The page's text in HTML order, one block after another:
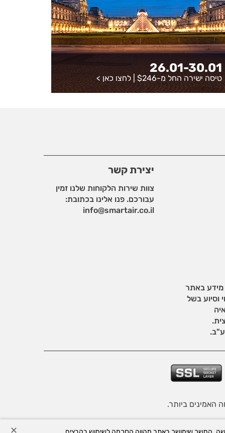
26.01-30.01
טיסה ישירה החל מ-$246 | לחצו כאן>
מידע באתר
וסיוע בשל
יצירת קשר
צוות שירות הלקוחות שלנו זמין
עבורכם. פנו אלינו בכתובת:
info@smartair.co.il
✕